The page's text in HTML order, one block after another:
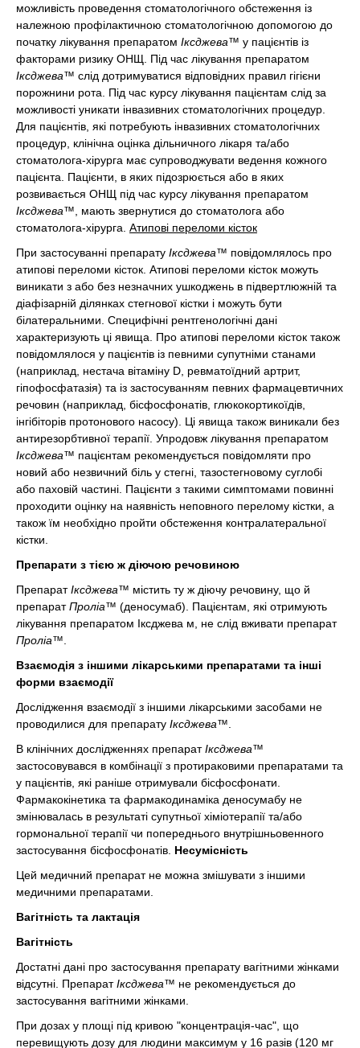
можливість проведення стоматологічного обстеження із
належною профілактичною стоматологічною допомогою до
початку лікування препаратом Іксджева™ у пацієнтів із
факторами ризику ОНЩ. Під час лікування препаратом
Іксджева™ слід дотримуватися відповідних правил гігієни
порожнини рота. Під час курсу лікування пацієнтам слід за
можливості уникати інвазивних стоматологічних процедур.
Для пацієнтів, які потребують інвазивних стоматологічних
процедур, клінічна оцінка дільничного лікаря та/або
стоматолога-хірурга має супроводжувати ведення кожного
пацієнта. Пацієнти, в яких підозрюється або в яких
розвивається ОНЩ під час курсу лікування препаратом
Іксджева™ , мають звернутися до стоматолога або
стоматолога-хірурга. Атипові переломи кісток
При застосуванні препарату Іксджева™ повідомлялось про
атипові переломи кісток. Атипові переломи кісток можуть
виникати з або без незначних ушкоджень в підвертлюжній та
діафізарній ділянках стегнової кістки і можуть бути
білатеральними. Специфічні рентгенологічні дані
характеризують ці явища. Про атипові переломи кісток також
повідомлялося у пацієнтів із певними супутніми станами
(наприклад, нестача вітаміну D, ревматоїдний артрит,
гіпофосфатазія) та із застосуванням певних фармацевтичних
речовин (наприклад, бісфосфонатів, глюкокортикоїдів,
інгібіторів протонового насосу). Ці явища також виникали без
антирезорбтивної терапії. Упродовж лікування препаратом
Іксджева™ пацієнтам рекомендується повідомляти про
новий або незвичний біль у стегні, тазостегновому суглобі
або паховій частині. Пацієнти з такими симптомами повинні
проходити оцінку на наявність неповного перелому кістки, а
також їм необхідно пройти обстеження контралатеральної
кістки.
Препарати з тією ж діючою речовиною
ПрепаратІксджева™ містить ту ж діючу речовину, що й
препаратПроліа™ (деносумаб). Пацієнтам, які отримують
лікування препаратом Іксджева м, не слід вживати препарат
Проліа™
Взаємодія з іншими лікарськими препаратами та інші
форми взаємодії
Дослідження взаємодії з іншими лікарськими засобами не
проводилися для препарату Іксджева™
В клінічних дослідженнях препаратІксджева™
застосовувався в комбінації з протираковими препаратами та
у пацієнтів, які раніше отримували бісфосфонати.
Фармакокінетика та фармакодинаміка деносумабу не
змінювалась в результаті супутньої хіміотерапії та/або
гормональної терапії чи попереднього внутрішньовенного
застосування бісфосфонатів. Несумісність
Цей медичний препарат не можна змішувати з іншими
медичними препаратами.
Вагітність та лактація
Вагітність
Достатні дані про застосування препарату вагітними жінками
відсутні. ПрепаратІксджева™ не рекомендується до
застосування вагітними жінками.
При дозах у площі під кривою "концентрація-час", що
перевищують дозу для людини максимум у 16 разів (120 мг